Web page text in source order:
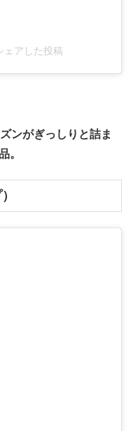
ェアした投稿
ンがぎっしりと詰ま
。